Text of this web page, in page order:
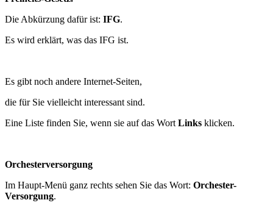
Die Abkürzung dafür ist: IFG.
Es wird erklärt, was das IFG ist.
Es gibt noch andere Internet-Seiten,
die für Sie vielleicht interessant sind.
Eine Liste finden Sie, wenn sie auf das Wort Links klicken.
Orchesterversorgung
Im Haupt-Menü ganz rechts sehen Sie das Wort: Orchester-
Versorgung.